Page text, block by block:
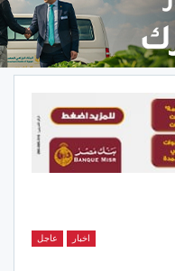
اخبار عاجل